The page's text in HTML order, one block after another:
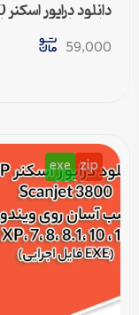
برای تمامی ویندوزها
59,000
zip
exe